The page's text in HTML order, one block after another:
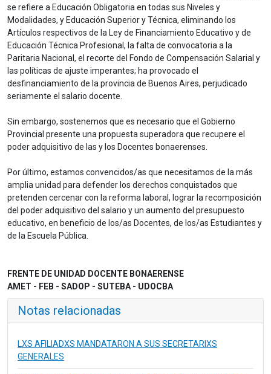
se refiere a Educación Obligatoria en todas sus Niveles y
Modalidades, y Educación Superior y Técnica, eliminando los
Artículos respectivos de la Ley de Financiamiento Educativo y de
Educación Técnica Profesional, la falta de convocatoria a la
Paritaria Nacional, el recorte del Fondo de Compensación Salarial y
las políticas de ajuste imperantes; ha provocado el
desfinanciamiento de la provincia de Buenos Aires, perjudicado
seriamente el salario docente.
Sin embargo, sostenemos que es necesario que el Gobierno
Provincial presente una propuesta superadora que recupere el
poder adquisitivo de las y los Docentes bonaerenses.
Por último, estamos convencidos/as que necesitamos de la más
amplia unidad para defender los derechos conquistados que
pretenden cercenar con la reforma laboral, lograr la recomposición
del poder adquisitivo del salario y un aumento del presupuesto
educativo, en beneficio de los/as Docentes, de los/as Estudiantes y
de la Escuela Pública.
FRENTE DE UNIDAD DOCENTE BONAERENSE
AMET - FEB - SADOP - SUTEBA - UDOCBA
Notas relacionadas
LXS AFILIADXS MANDATARON A SUS SECRETARIXS
GENERALES